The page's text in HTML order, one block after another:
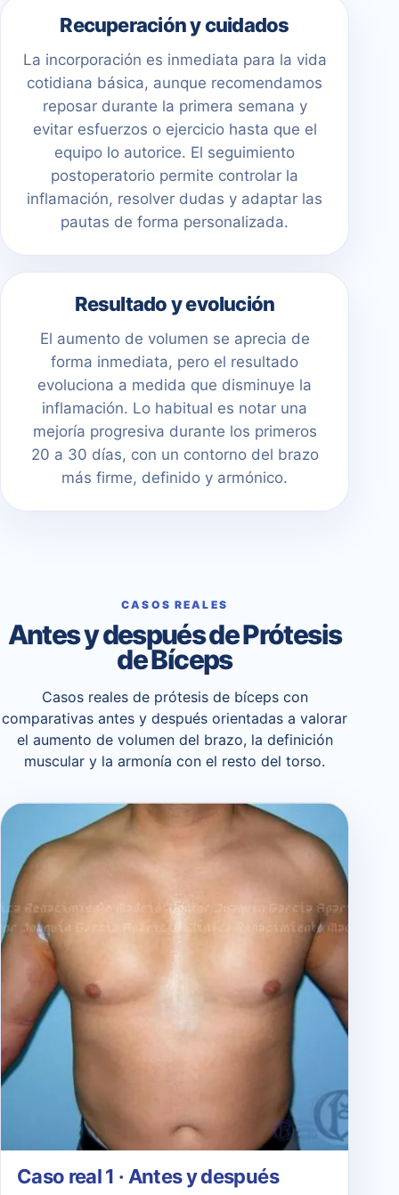
Recuperación y cuidados
La incorporación es inmediata para la vida
cotidiana básica, aunque recomendamos
reposar durante la primera semana y
evitar esfuerzos o ejercicio hasta que el
equipo lo autorice. El seguimiento
postoperatorio permite controlar la
inflamación, resolver dudas y adaptar las
pautas de forma personalizada.
Resultado y evolución
El aumento de volumen se aprecia de
forma inmediata, pero el resultado
evoluciona a medida que disminuye la
inflamación. Lo habitual es notar una
mejoría progresiva durante los primeros
20 a 30 días, con un contorno del brazo
más firme, definido y armónico.
CASOS REALES
Antes y después de Prótesis
de Bíceps
Casos reales de prótesis de bíceps con
comparativas antes y después orientadas a valorar
el aumento de volumen del brazo, la definición
muscular y la armonía con el resto del torso.
Caso real 1 · Antes y después